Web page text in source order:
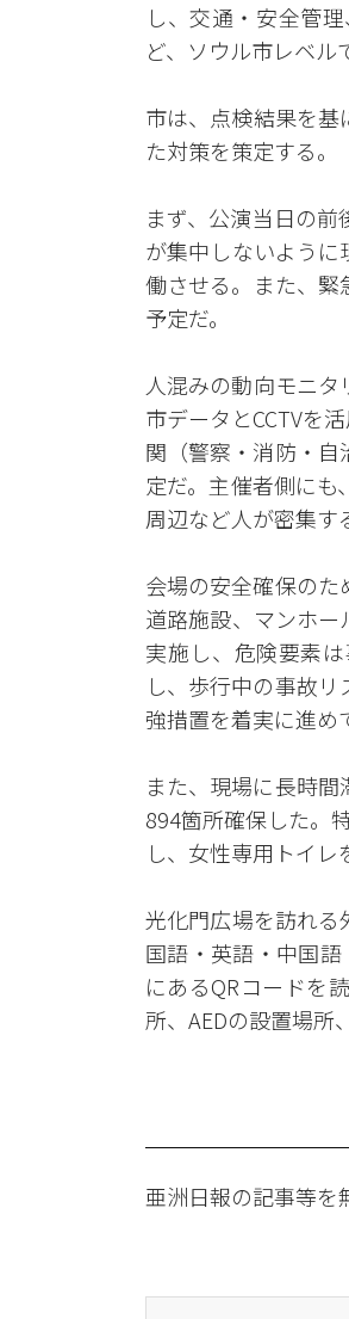
し、交通・安全管
ど、ソウル市レベル
市は、点検結果を
た対策を策定する。
まず、公演当日の
が集中しないよう
働させる。また、緊
予定だ。
人混みの動向モニ
市データとCCTVを
関（警察・消防・
定だ。主催者側に
周辺など人が密集す
会場の安全確保のた
道路施設、マンホ
実施し、危険要素
し、歩行中の事故
強措置を着実に進め
また、現場に長時
894箇所確保した。
し、女性専用トイレ
光化門広場を訪れる
国語・英語・中国
にあるQRコードを
所、AEDの設置場所
亜洲日報の記事等を